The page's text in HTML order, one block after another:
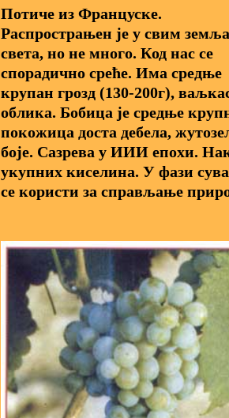
Потиче из Француске.
Распрострањен је у свим
света, но не много. Код нас се
спорадично среће. Има средње
крупан грозд (130-200г),
облика. Бобица је средње
покожица доста дебела,
боје. Сазрева у ИИИ епохи.
укупних киселина. У фази
се користи за справљање